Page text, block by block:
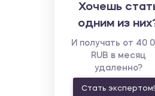
Хочешь
одним из
И получать от 40
RUB в месяц
удаленно?
Стать экспертом!